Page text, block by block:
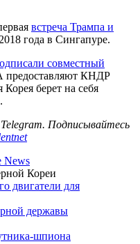
встреча Трампа и
года в Сингапуре.
совместный
предоставляют КНДР
Корея берет на себя
Подписывайтесь
News
Кореи
двигатели для
державы
шпиона